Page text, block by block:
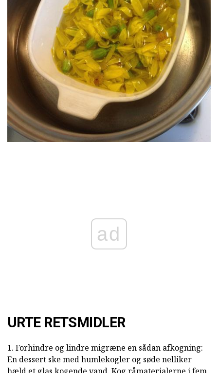
ad
URTE RETSMIDLER
1. Forhindre og lindre migræne en sådan afkogning:
En dessert ske med humlekogler og søde nelliker